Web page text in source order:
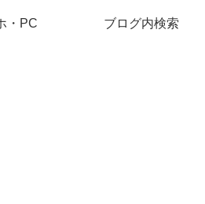
・PC ブログ内検索